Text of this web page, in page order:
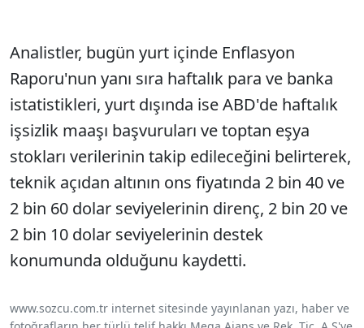
Analistler, bugün yurt içinde Enflasyon
Raporu'nun yanı sıra haftalık para ve banka
istatistikleri, yurt dışında ise ABD'de haftalık
işsizlik maaşı başvuruları ve toptan eşya
stokları verilerinin takip edileceğini belirterek,
teknik açıdan altının ons fiyatında 2 bin 40 ve
2 bin 60 dolar seviyelerinin direnç, 2 bin 20 ve
2 bin 10 dolar seviyelerinin destek
konumunda olduğunu kaydetti.
www.sozcu.com.tr internet sitesinde yayınlanan yazı, haber ve